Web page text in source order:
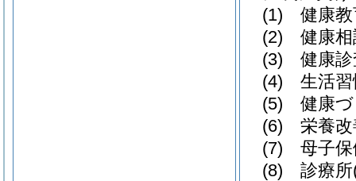
(1)
健康
(2)
健康
(3)
健康
(4)
生活
(5)
健康
(6)
栄養
(7)
母子
(8)
診療所